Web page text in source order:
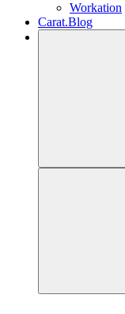
Workation
Carat.Blog